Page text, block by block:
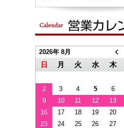
2026年 8月
日 月 火 水 木
2
3 4 5 6
9
10 11 12 13
16
17 18 19 20
23
24 25 26 27